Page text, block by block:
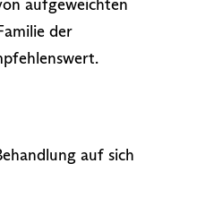
aufgeweichten
der
auf sich